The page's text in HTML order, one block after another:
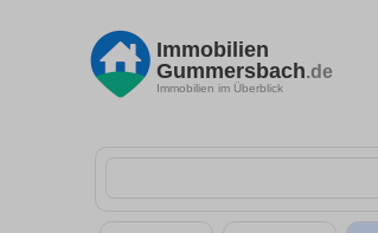
Immobilien
Gummersbach.de
Immobilien im Überblick